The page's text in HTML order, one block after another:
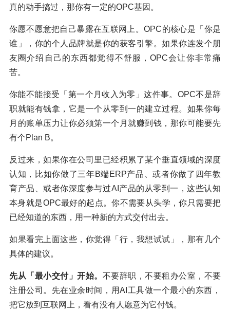
真的动手搞过，那你有一定的OPC基因。
你愿不愿意把自己暴露在互联网上。OPC的核心是「你是
谁」，你的个人品牌就是你的获客引擎。如果你连发个朋
友圈介绍自己的东西都觉得不舒服，OPC会让你非常痛
苦。
你能不能接受「第一个月收入为零」这件事。OPC不是辞
职就能有钱拿，它是一个从零到一的建立过程。如果你每
月的账单压力让你必须第一个月就赚到钱，那你可能要先
有个Plan B。
反过来，如果你在公司里已经积累了某个垂直领域的深度
认知，比如你做了三年B端ERP产品、或者你做了四年教
育产品、或者你深度参与过AI产品的从零到一，这些认知
本身就是OPC最好的起点。你不需要从头学，你只需要把
已经知道的东西，用一种新的方式交付出去。
如果看完上面这些，你觉得「行，我想试试」，那有几个
具体的建议。
先从「最小交付」开始。 不要辞职，不要租办公室，不要
注册公司。先在业余时间，用AI工具做一个最小的东西，
把它放到互联网上，看有没有人愿意为它付钱。